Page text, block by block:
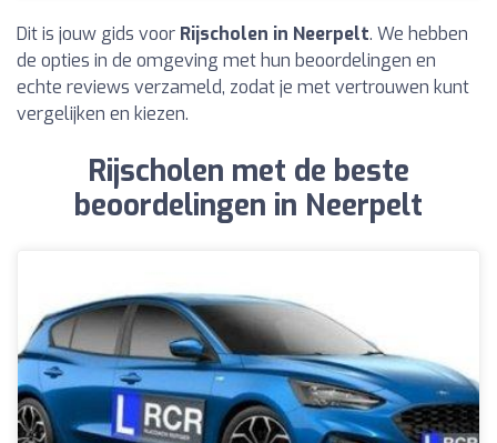
Dit is jouw gids voor Rijscholen in Neerpelt. We hebben
de opties in de omgeving met hun beoordelingen en
echte reviews verzameld, zodat je met vertrouwen kunt
vergelijken en kiezen.
Rijscholen met de beste
beoordelingen in Neerpelt